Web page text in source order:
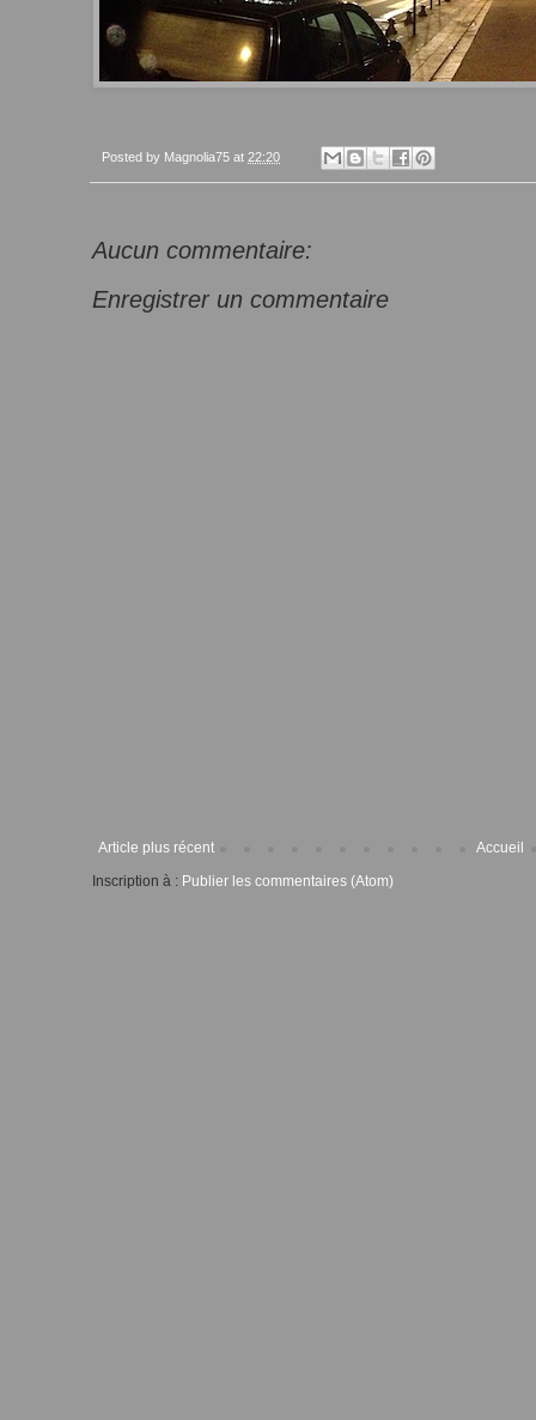
Posted by Magnolia75 at 22:20
Aucun commentaire:
Enregistrer un commentaire
Article plus récent
Accueil
Inscription à : Publier les commentaires (Atom)